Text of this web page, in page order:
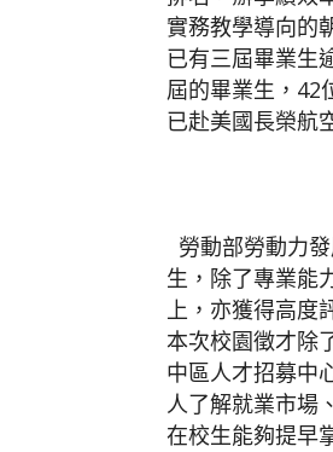
實務教學導向的
已有三屆畢業生
屆的畢業生，42
已赴美國長榮航
勞動部勞動力
生，除了專業能
上，亦獲得高度
本次校園徵才除
中區人才招募中
人了解就業市場
在校生能夠提早